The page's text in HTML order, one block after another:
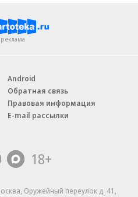
Android
Обратная связь
Правовая информация
E-mail рассылки
18+
Оружейный переулок д. 41,